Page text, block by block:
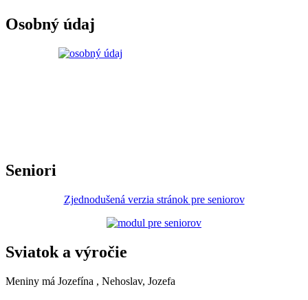
Osobný údaj
Seniori
Zjednodušená verzia stránok pre seniorov
Sviatok a výročie
Meniny má Jozefína , Nehoslav, Jozefa